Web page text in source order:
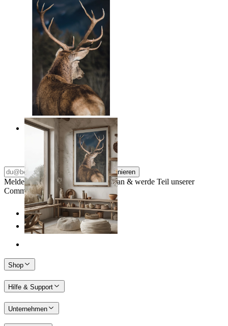
Nordic Deer ll
14,95 €
Abonnieren
Melde dich für unseren Newsletter an & werde Teil unserer
Community
Shop
Hilfe & Support
Unternehmen